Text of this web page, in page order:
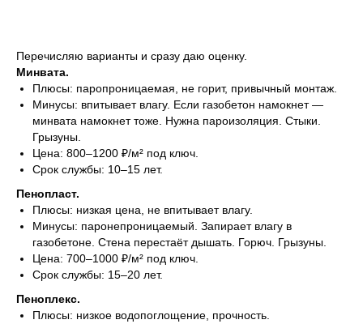
Перечисляю варианты и сразу даю оценку.
Минвата.
Плюсы: паропроницаемая, не горит, привычный монтаж.
Минусы: впитывает влагу. Если газобетон намокнет —
минвата намокнет тоже. Нужна пароизоляция. Стыки.
Грызуны.
Цена: 800–1200 ₽/м² под ключ.
Срок службы: 10–15 лет.
Пенопласт.
Плюсы: низкая цена, не впитывает влагу.
Минусы: паронепроницаемый. Запирает влагу в
газобетоне. Стена перестаёт дышать. Горюч. Грызуны.
Цена: 700–1000 ₽/м² под ключ.
Срок службы: 15–20 лет.
Пеноплекс.
Плюсы: низкое водопоглощение, прочность.